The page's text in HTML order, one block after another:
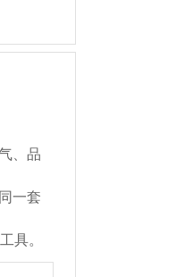
、品
一套
具。